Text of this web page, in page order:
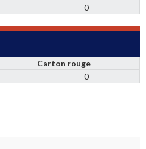
0
Carton rouge
0